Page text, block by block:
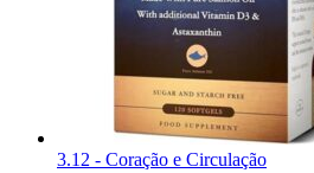
3.12 - Coração e Circulação